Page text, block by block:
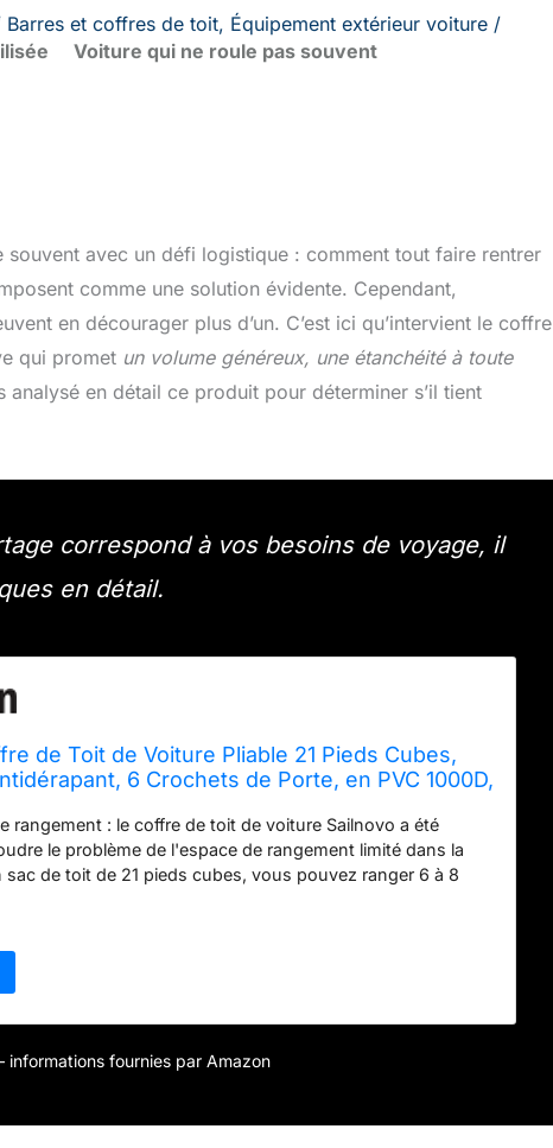
Barres et coffres de toit, Équipement extérieur voiture /
Voiture qui ne roule pas souvent
avec un défi logistique : comment tout faire rentrer
comme une solution évidente. Cependant,
en décourager plus d’un. C’est ici qu’intervient le coffre
qui promet un volume généreux, une étanchéité à toute
analysé en détail ce produit pour déterminer s’il tient
correspond à vos besoins de voyage, il
en détail.
de Toit de Voiture Pliable 21 Pieds Cubes,
6 Crochets de Porte, en PVC 1000D,
rangement : le coffre de toit de voiture Sailnovo a été
le problème de l'espace de rangement limité dans la
sac de toit de 21 pieds cubes, vous pouvez ranger 6 à 8
supplémentaire pour un long voyage, parfait pour les
et le camping. (100 x 80 x 51 cm) Ajustement universel
de voiture s'adapte à la plupart des voitures et peut être
et facilement en quelques minutes avec des rails latéraux
de toit ou des paniers. Si aucun d'entre eux n'est
rapport à d'autres produits qui sont fixés avec des
voiture. Sûr et stable : avec 6 crochets de porte et 8 sangles
informations fournies par Amazon